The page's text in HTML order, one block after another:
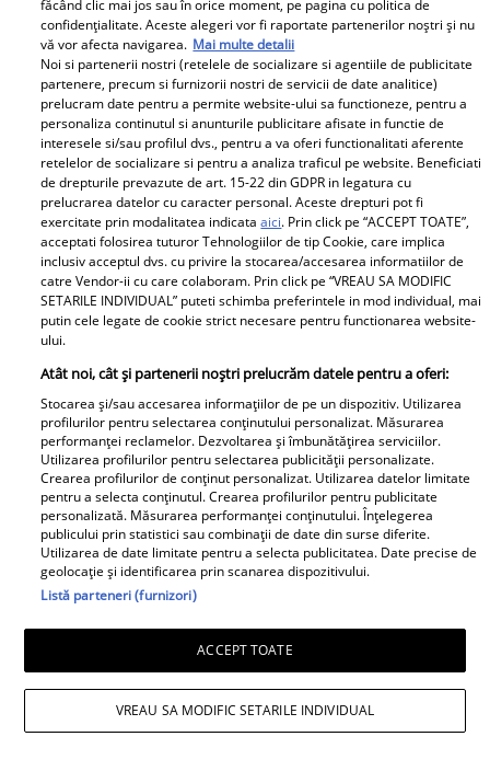
Boala care a rapus-o pe
Adela Marculescu. De
ce ajunsese in scaun cu
rotile: &quot;In urma cu
un an...&quot; Vezi mai
mult
Primele cuvinte ale
mamei lui Rares Cojoc
dupa divortul de
Andreea Popescu. Ce i-a
comentat public fostei
nurori
Doliu în familia lui Miraj
Tzunami! Fiica artistului
și-a luat rămas-bun
printr-un mesaj dureros
Surpriză în showbiz-ul
românesc! Valentin
Sanfira și Codruța Filip,
împreună ....
Retete
Salată de dovlecei cu
iaurt și usturoi – rețeta
perfectă pentru vară
roșu - desertul verii
pentru toată familia
făcând clic mai jos sau în orice moment, pe pagina cu politica de
confidențialitate. Aceste alegeri vor fi raportate partenerilor noștri și nu
vă vor afecta navigarea. Mai multe detalii
Noi si partenerii nostri (retelele de socializare si agentiile de publicitate
partenere, precum si furnizorii nostri de servicii de date analitice)
prelucram date pentru a permite website-ului sa functioneze, pentru a
personaliza continutul si anunturile publicitare afisate in functie de
interesele si/sau profilul dvs., pentru a va oferi functionalitati aferente
retelelor de socializare si pentru a analiza traficul pe website. Beneficiati
de drepturile prevazute de art. 15-22 din GDPR in legatura cu
prelucrarea datelor cu caracter personal. Aceste drepturi pot fi
exercitate prin modalitatea indicataaici. Prin click pe “ACCEPT TOATE”,
acceptati folosirea tuturor Tehnologiilor de tip Cookie, care implica
inclusiv acceptul dvs. cu privire la stocarea/accesarea informatiilor de
catre Vendor-ii cu care colaboram. Prin click pe “VREAU SA MODIFIC
SETARILE INDIVIDUAL” puteti schimba preferintele in mod individual, mai
putin cele legate de cookie strict necesare pentru functionarea website-
ului.
Atât noi, cât și partenerii noștri prelucrăm datele pentru a oferi:
Stocarea și/sau accesarea informațiilor de pe un dispozitiv. Utilizarea
profilurilor pentru selectarea conținutului personalizat. Măsurarea
performanței reclamelor. Dezvoltarea și îmbunătățirea serviciilor.
Utilizarea profilurilor pentru selectarea publicității personalizate.
Crearea profilurilor de conținut personalizat. Utilizarea datelor limitate
pentru a selecta conținutul. Crearea profilurilor pentru publicitate
personalizată. Măsurarea performanței conținutului. Înțelegerea
publicului prin statistici sau combinații de date din surse diferite.
Utilizarea de date limitate pentru a selecta publicitatea. Date precise de
geolocație și identificarea prin scanarea dispozitivului.
Listă parteneri (furnizori)
ACCEPT TOATE
VREAU SA MODIFIC SETARILE INDIVIDUAL